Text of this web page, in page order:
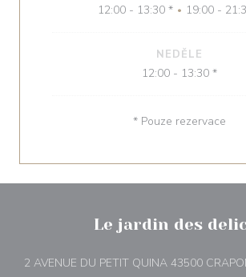
12:00 - 13:30 * • 19:00 -
NEDĚLE
12:00 - 13:30 *
* Pouze rezervace
Le jardin des
2 AVENUE DU PETIT QUINA 43500